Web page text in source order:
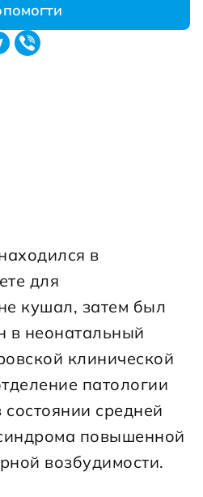
в
для
кушал, затем был
в неонатальный
клинической
патологии
средней
повышенной
возбудимости.